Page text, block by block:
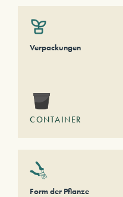
Verpackungen
CONTAINER
Form der Pflanze